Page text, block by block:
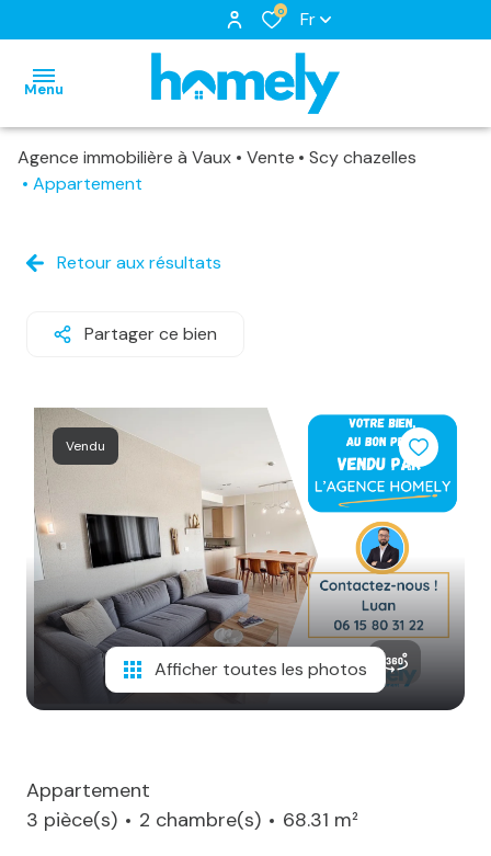
0 Fr
Menu
accueil
biens
locations
à
vendus
estimation
notre
agence
équipe
alerte
e-
mail
contact
Agence immobilière à Vaux Vente
Scy chazelles
Appartement
Retour aux résultats
Partager ce bien
Vendu
Afficher toutes les photos
Appartement
3 pièce(s)
2 chambre(s)
68.31 m²